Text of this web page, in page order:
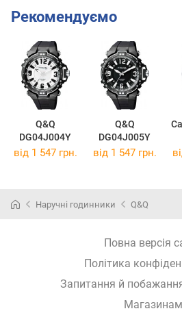
Рекомендуємо
Q&Q
DG04J004Y
Q&Q
DG04J005Y
від 1 547 грн. від 1 547 грн.
Наручні годинники Q&Q
Повна версія
Політика
Запитання й
Магазинам